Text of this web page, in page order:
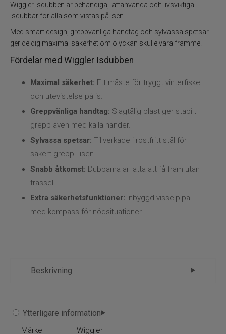
Pimpelspön
Pimpellinor
Stolryggsäckar och skryllor
Tillbehör till vinterfisket
Kläder
Trolling
Specimenfiske
Varumärken
Wiggler Isdubben är behändiga, lättanvända och livsviktiga
isdubbar för alla som vistas på isen.
Med smart design, greppvänliga handtag och sylvassa spetsar
ger de dig maximal säkerhet om olyckan skulle vara framme.
Fördelar med Wiggler Isdubben
Maximal säkerhet: Ett måste för tryggt vinterfiske
och utevistelse på is.
Greppvänliga handtag: Slagtålig plast ger stabilt
grepp även med kalla händer.
Sylvassa spetsar: Tillverkade i rostfritt stål för
säkert grepp i isen.
Snabb åtkomst: Dubbarna är lätta att få fram utan
trassel.
Extra säkerhetsfunktioner: Inbyggd visselpipa
med kompass för nödsituationer.
Beskrivning
försäkring vid vinterfisket
Ytterligare information
Märke Wiggler